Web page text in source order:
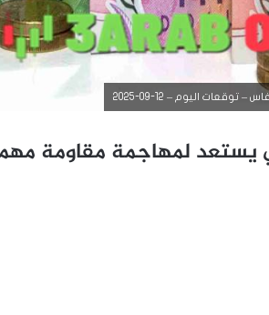
اليوم – 12-09-2025
يستعد لمهاجمة مقاومة